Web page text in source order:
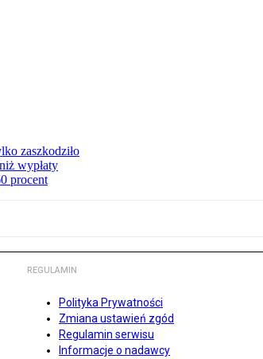
zaszkodziło
wypłaty
procent
REGULAMIN
Polityka Prywatności
Zmiana ustawień zgód
Regulamin serwisu
Informacje o nadawcy